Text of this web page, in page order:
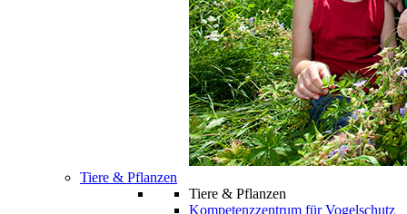
Tiere & Pflanzen
Tiere & Pflanzen
Kompetenzzentrum für Vogelschutz